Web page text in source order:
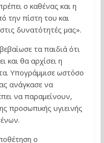
ο καθένας και η
την πίστη του και
δυνατότητές μας».
τα παιδιά ότι
και θα αρχίσει η
Υπογράμμισε ωστόσο
ανάγκασε να
να παραμείνουν,
προσωπικής υγιεινής
ο